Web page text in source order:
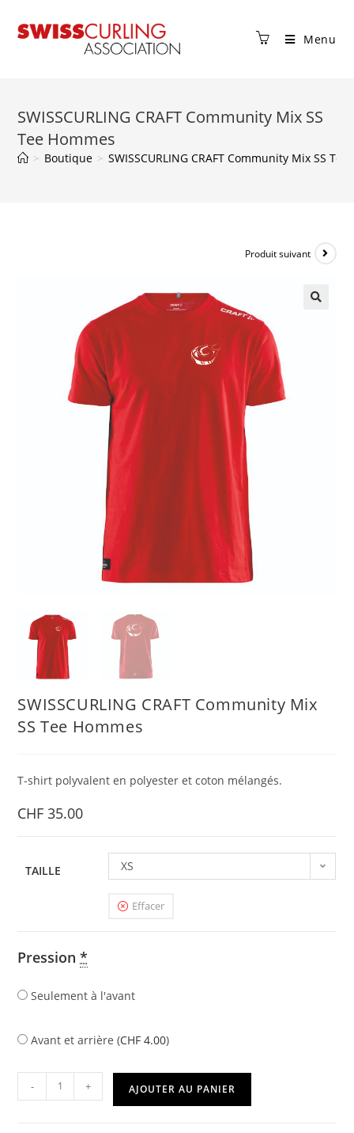
Menu
SWISSCURLING CRAFT Community Mix SS
Tee Hommes
> Boutique > SWISSCURLING CRAFT Community Mix SS
Produit suivant
SWISSCURLING CRAFT Community Mix
SS Tee Hommes
T-shirt polyvalent en polyester et coton mélangés.
CHF 35.00
TAILLE XS
Effacer
Pression*
Seulement à l'avant
Avant et arrière (CHF 4.00)
- + AJOUTER AU PANIER